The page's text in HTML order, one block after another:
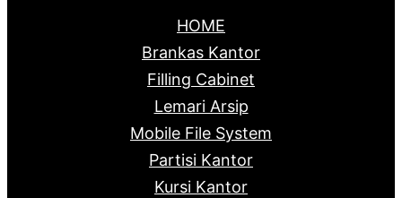
HOME
Brankas Kantor
Filling Cabinet
Lemari Arsip
Mobile File System
Partisi Kantor
Kursi Kantor